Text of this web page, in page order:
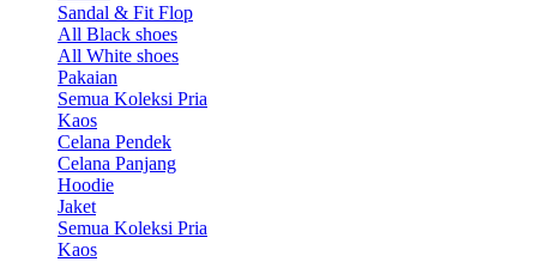
Sandal & Fit Flop
All Black shoes
All White shoes
Pakaian
Semua Koleksi Pria
Kaos
Celana Pendek
Celana Panjang
Hoodie
Jaket
Semua Koleksi Pria
Kaos